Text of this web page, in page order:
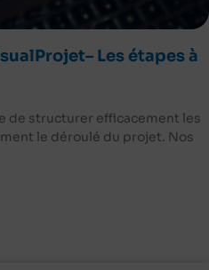
Les étapes à
de structurer efficacement les
le déroulé du projet. Nos